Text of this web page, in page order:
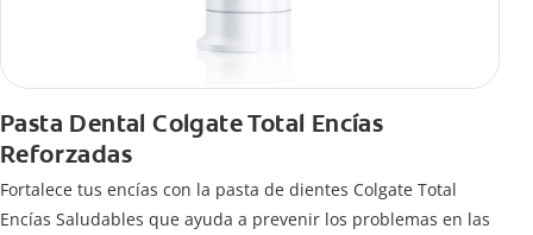
Pasta Dental Colgate Total Encías
Reforzadas
Fortalece tus encías con la pasta de dientes Colgate Total
Encías Saludables que ayuda a prevenir los problemas en las